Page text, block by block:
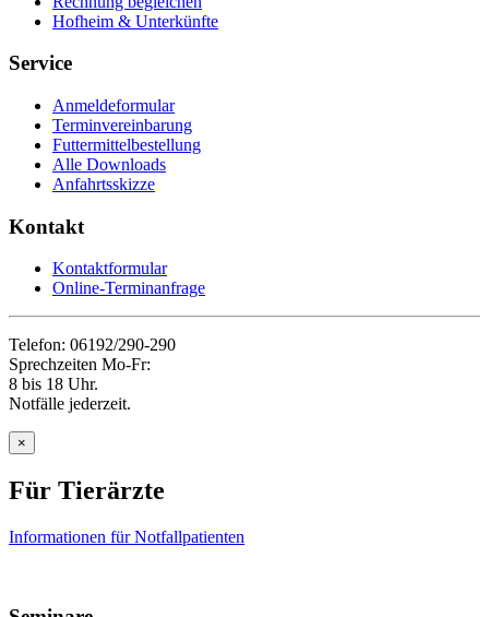
Hofheim & Unterkünfte
Service
Anmeldeformular
Terminvereinbarung
Futtermittelbestellung
Alle Downloads
Anfahrtsskizze
Kontakt
Kontaktformular
Online-Terminanfrage
Telefon: 06192/290-290
Sprechzeiten Mo-Fr:
8 bis 18 Uhr.
Notfälle jederzeit.
×
Für Tierärzte
Informationen für Notfallpatienten